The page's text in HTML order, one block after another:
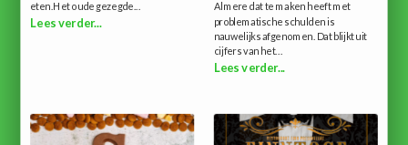
eten.Het oude gezegde...
Lees verder...
Almere dat te maken heeft met
problematische schulden is
nauwelijks afgenomen. Dat blijkt uit
cijfers van het...
Lees verder...